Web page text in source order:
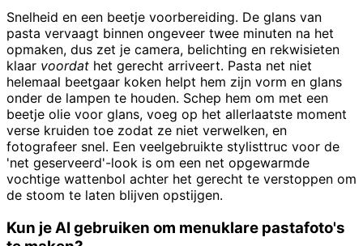
Snelheid en een beetje voorbereiding. De glans van
pasta vervaagt binnen ongeveer twee minuten na het
opmaken, dus zet je camera, belichting en rekwisieten
klaar voordat het gerecht arriveert. Pasta net niet
helemaal beetgaar koken helpt hem zijn vorm en glans
onder de lampen te houden. Schep hem om met een
beetje olie voor glans, voeg op het allerlaatste moment
verse kruiden toe zodat ze niet verwelken, en
fotografeer snel. Een veelgebruikte stylisttruc voor de
'net geserveerd'-look is om een net opgewarmde
vochtige wattenbol achter het gerecht te verstoppen om
de stoom te laten blijven opstijgen.
Kun je AI gebruiken om menuklare pastafoto's